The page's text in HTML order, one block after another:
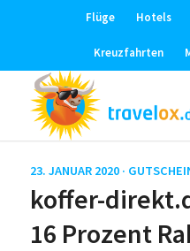
Flüge Hotels
Kreuzfahrten
23. JANUAR 2020 ·
koffer-
16 Prozent